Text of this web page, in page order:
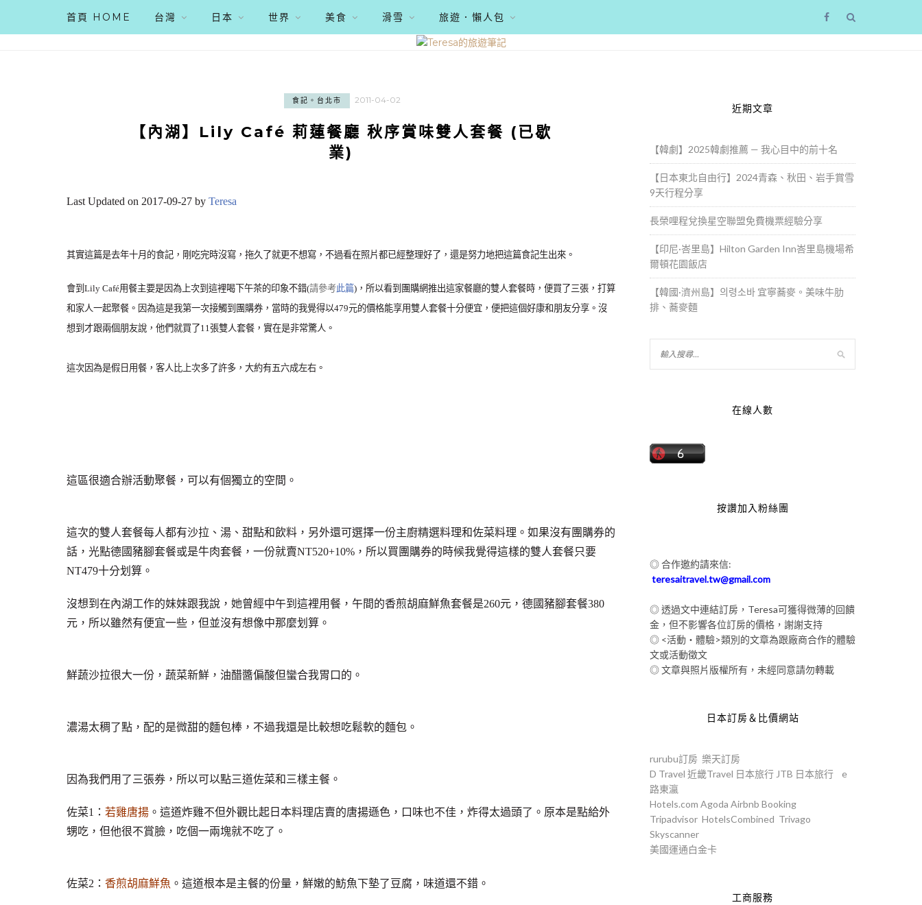
首頁 HOME 台灣 日本 世界 美食 滑雪 旅遊．懶人包
食記。台北市 2011-04-02
【內湖】Lily Café 莉蓮餐廳 秋序賞味雙人套餐 (已歇
業)
Last Updated on 2017-09-27 by Teresa
其實這篇是去年十月的食記，剛吃完時沒寫，拖久了就更不想寫，不過看在照片都已經整理好了，還是努力地把這篇食記生出來。
會到Lily Café用餐主要是因為 上次到這裡喝下午茶的印象不錯(請參考此篇)，所以看到團購網推出這家餐廳的雙人套餐時，便買了三張，打算
和家人一起聚餐。 因為這是我第一次接觸到團購券，當時的我覺得以479元的價格能享用雙人套餐十分便宜，便把這個好康和朋友分享。沒
想到才跟兩個朋友說，他們就買了11張雙人套餐，實在是非常驚人。
這次因為是假日用餐，客人比上次多了許多，大約有五六成左右。
這區很適合辦活動聚餐，可以有個獨立的空間。
這次的雙人套餐每人都有沙拉、湯、甜點和飲料，另外還可選擇一份主廚精選料理和佐菜料理。如果沒有團購券的
話，光點德國豬腳套餐或是牛肉套餐，一份就賣NT520+10%，所以買團購券的時候我覺得這樣的雙人套餐只要
NT479十分划算。
沒想到在內湖工作的妹妹跟我說，她曾經中午到這裡用餐，午間的香煎胡麻鮮魚套餐是260元，德國豬腳套餐380
元，所以雖然有便宜一些，但並沒有想像中那麼划算。
鮮蔬沙拉很大一份，蔬菜新鮮，油醋醬偏酸但蠻合我胃口的。
濃湯太稠了點，配的是微甜的麵包棒，不過我還是比較想吃鬆軟的麵包。
因為我們用了三張券，所以可以點三道佐菜和三樣主餐。
佐菜1： 若雞唐揚 。這道炸雞不但外觀比起日本料理店賣的唐揚遜色，口味也不佳，炸得太過頭了。原本是點給外
甥吃，但他很不賞臉，吃個一兩塊就不吃了。
佐菜2： 香煎胡麻鮮魚 。這道根本是主餐的份量，鮮嫩的魴魚下墊了豆腐，味道還不錯。
近期文章
【韓劇】2025韓劇推薦 — 我心目中的前十名
【日本東北自由行】2024青森、秋田、岩手賞雪
9天行程分享
長榮哩程兌換星空聯盟免費機票經驗分享
【印尼·峇里島】Hilton Garden Inn峇里島機場希
爾頓花園飯店
【韓國·濟州島】의령소바 宜寧蕎麥。美味牛肋
排、蕎麥麵
在線人數
按讚加入粉絲團
◎ 合作邀約請來信:
teresaitravel.tw@gmail.com
◎ 透過文中連結訂房，Teresa可獲得微薄的回饋
金，但不影響各位訂房的價格，謝謝支持
◎ <活動‧體驗>類別的文章為跟廠商合作的體驗
文或活動徵文
◎ 文章與照片版權所有，未經同意請勿轉載
日本訂房＆比價網站
rurubu訂房 樂天訂房
D Travel 近畿Travel 日本旅行 JTB 日本旅行
e
路東瀛
Hotels.com Agoda Airbnb Booking
Tripadvisor HotelsCombined Trivago
Skyscanner
美國運通白金卡
工商服務